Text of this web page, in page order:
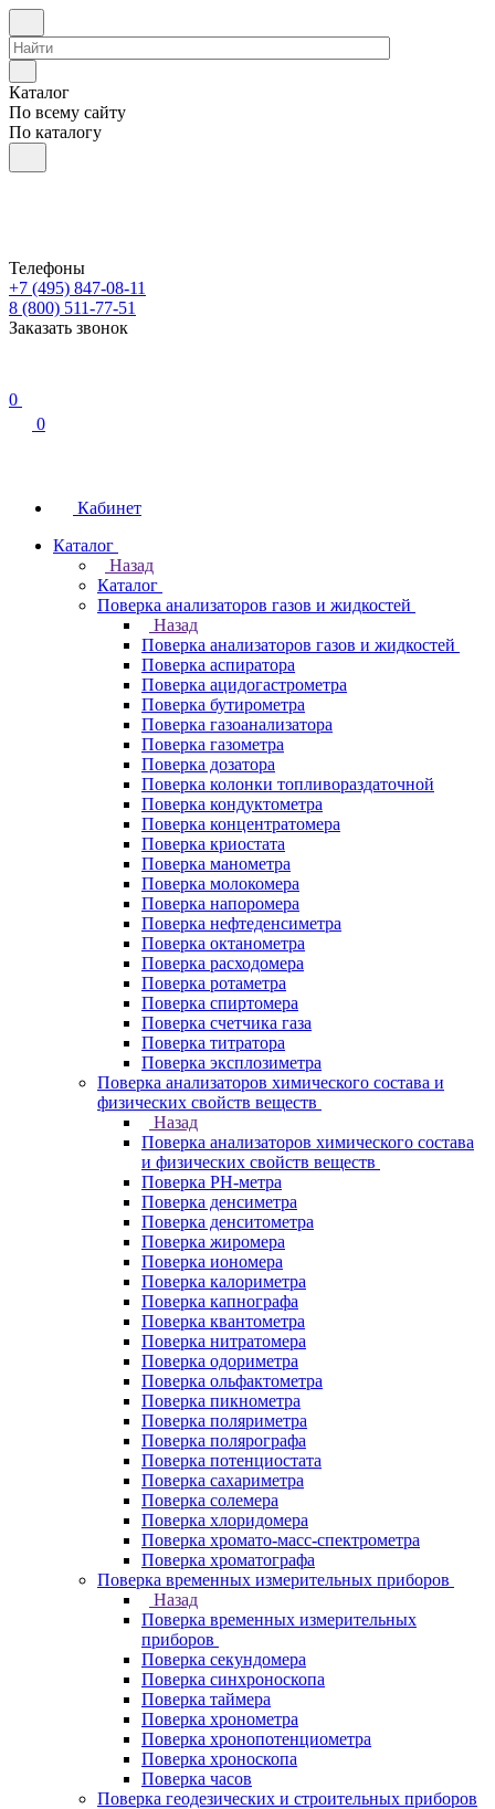
Каталог
По всему сайту
По каталогу
Телефоны
+7 (495) 847-08-11
8 (800) 511-77-51
Заказать звонок
0
0
Кабинет
Каталог
Назад
Каталог
Поверка анализаторов газов и жидкостей
Назад
Поверка анализаторов газов и жидкостей
Поверка аспиратора
Поверка ацидогастрометра
Поверка бутирометра
Поверка газоанализатора
Поверка газометра
Поверка дозатора
Поверка колонки топливораздаточной
Поверка кондуктометра
Поверка концентратомера
Поверка криостата
Поверка манометра
Поверка молокомера
Поверка напоромера
Поверка нефтеденсиметра
Поверка октанометра
Поверка расходомера
Поверка ротаметра
Поверка спиртомера
Поверка счетчика газа
Поверка титратора
Поверка эксплозиметра
Поверка анализаторов химического состава и
физических свойств веществ
Назад
Поверка анализаторов химического состава
и физических свойств веществ
Поверка PH-метра
Поверка денсиметра
Поверка денситометра
Поверка жиромера
Поверка иономера
Поверка калориметра
Поверка капнографа
Поверка квантометра
Поверка нитратомера
Поверка одориметра
Поверка ольфактометра
Поверка пикнометра
Поверка поляриметра
Поверка полярографа
Поверка потенциостата
Поверка сахариметра
Поверка солемера
Поверка хлоридомера
Поверка хромато-масс-спектрометра
Поверка хроматографа
Поверка временных измерительных приборов
Назад
Поверка временных измерительных
приборов
Поверка секундомера
Поверка синхроноскопа
Поверка таймера
Поверка хронометра
Поверка хронопотенциометра
Поверка хроноскопа
Поверка часов
Поверка геодезических и строительных приборов